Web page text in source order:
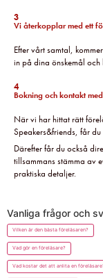
3
Vi återkopplar med ett
Efter vårt samtal,
in på dina önskemål och
4
Bokning och kontakt
När vi har hittat rätt
Speakers&friends, får
Därefter får du också
tillsammans stämma av
praktiska detaljer.
Vanliga frågor och
Vilken är den bästa föreläsaren?
Vad gör en föreläsare?
Vad kostar det att anlita en